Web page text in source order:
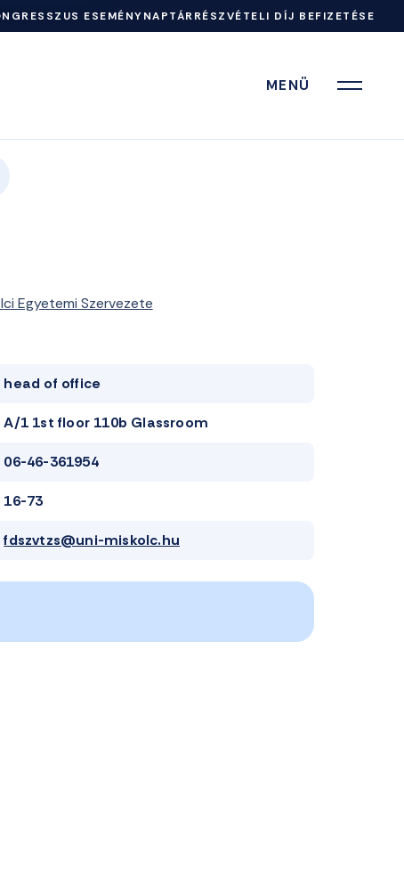
ESEMÉNYNAPTÁRRÉSZVÉTELI DÍJ BEFIZETÉSE
MENÜ
Egyetemi Szervezete
head of office
A/1 1st floor 110b Glassroom
06-46-361954
16-73
fdszvtzs@uni-miskolc.hu